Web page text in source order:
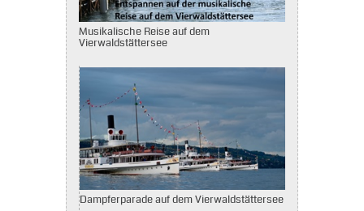
Musikalische Reise auf dem
Vierwaldstättersee
Dampferparade auf dem Vierwaldstättersee